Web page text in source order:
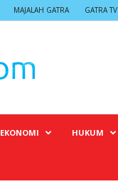
MAJALAH GATRA GATRA TV
EKONOMI HUKUM